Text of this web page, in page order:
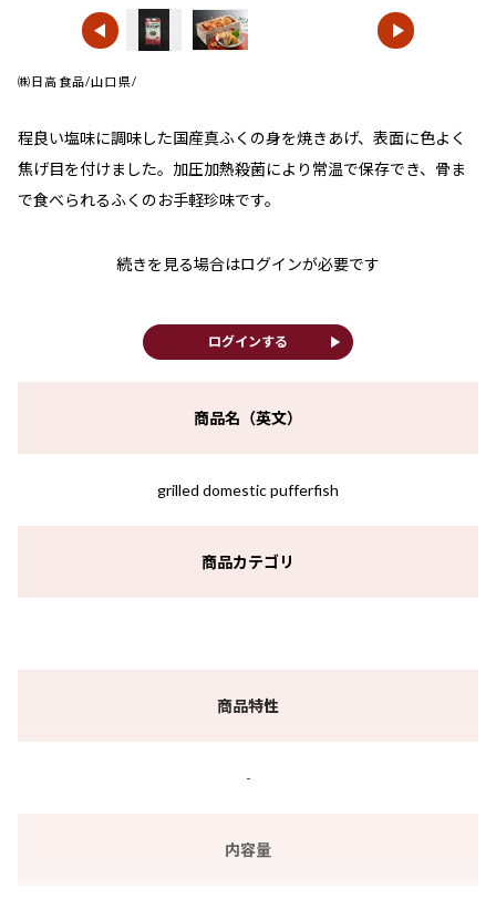
㈱日高食品/山口県/
程良い塩味に調味した国産真ふくの身を焼きあげ、表面に色よく
焦げ目を付けました。加圧加熱殺菌により常温で保存でき、骨ま
で食べられるふくのお手軽珍味です。
続きを見る場合はログインが必要です
ログインする play_arrow
商品名（英文）
grilled domestic pufferfish
商品カテゴリ
商品特性
-
内容量